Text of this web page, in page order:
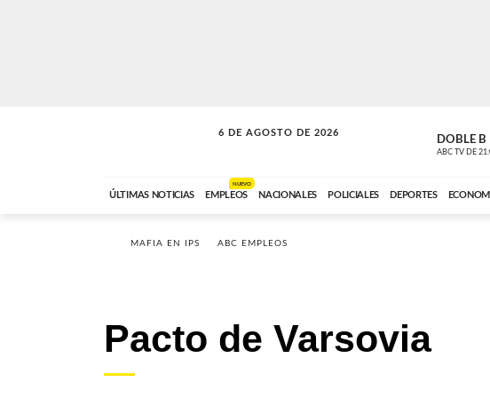
6 DE AGOSTO DE 2026
SOLO MÚSICA DOBLE B
ABC TV DE
ÚLTIMAS NOTICIAS EMPLEOS
NUEVO
NACIONALES POLICIALES DEPORTES
MAFIA EN IPS ABC EMPLEOS
Pacto de Varsovia